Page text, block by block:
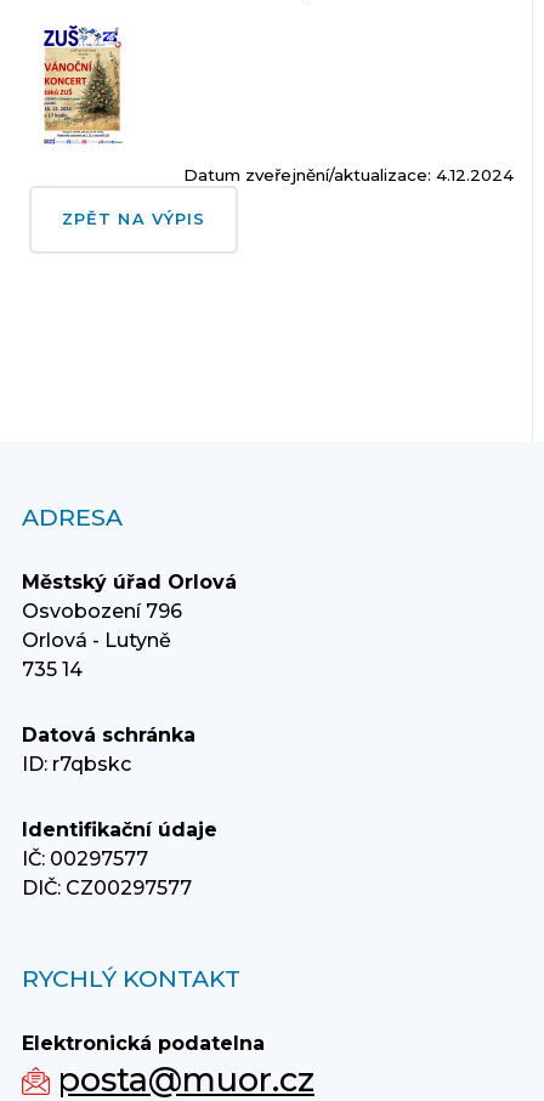
Datum zveřejnění/aktualizace: 4.12.2024
ZPĚT NA VÝPIS
ADRESA
Městský úřad Orlová
Osvobození 796
Orlová - Lutyně
735 14
Datová schránka
ID: r7qbskc
Identifikační údaje
IČ: 00297577
DIČ: CZ00297577
RYCHLÝ KONTAKT
Elektronická podatelna
posta@muor.cz